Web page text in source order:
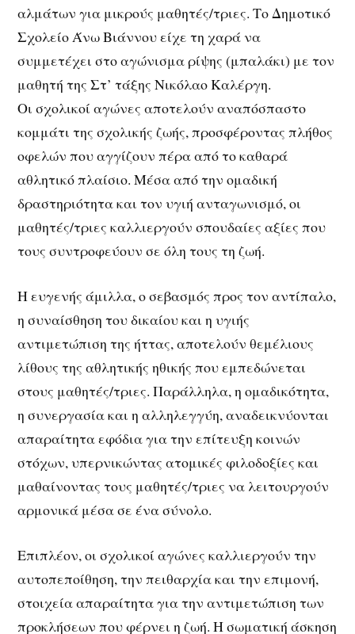
αλμάτων για μικρούς μαθητές/τριες. Το Δημοτικό
Σχολείο Άνω Βιάννου είχε τη χαρά να
συμμετέχει στο αγώνισμα ρίψης (μπαλάκι) με τον
μαθητή της Στ’ τάξης Νικόλαο Καλέργη.
Οι σχολικοί αγώνες αποτελούν αναπόσπαστο
κομμάτι της σχολικής ζωής, προσφέροντας πλήθος
οφελών που αγγίζουν πέρα από το καθαρά
αθλητικό πλαίσιο. Μέσα από την ομαδική
δραστηριότητα και τον υγιή ανταγωνισμό, οι
μαθητές/τριες καλλιεργούν σπουδαίες αξίες που
τους συντροφεύουν σε όλη τους τη ζωή.
Η ευγενής άμιλλα, ο σεβασμός προς τον αντίπαλο,
η συναίσθηση του δικαίου και η υγιής
αντιμετώπιση της ήττας, αποτελούν θεμέλιους
λίθους της αθλητικής ηθικής που εμπεδώνεται
στους μαθητές/τριες. Παράλληλα, η ομαδικότητα,
η συνεργασία και η αλληλεγγύη, αναδεικνύονται
απαραίτητα εφόδια για την επίτευξη κοινών
στόχων, υπερνικώντας ατομικές φιλοδοξίες και
μαθαίνοντας τους μαθητές/τριες να λειτουργούν
αρμονικά μέσα σε ένα σύνολο.
Επιπλέον, οι σχολικοί αγώνες καλλιεργούν την
αυτοπεποίθηση, την πειθαρχία και την επιμονή,
στοιχεία απαραίτητα για την αντιμετώπιση των
προκλήσεων που φέρνει η ζωή. Η σωματική άσκηση